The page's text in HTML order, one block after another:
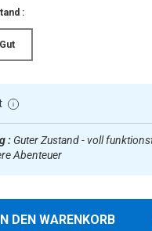
:
Gut
: Guter Zustand - voll
Abenteuer
DEN WARENKORB